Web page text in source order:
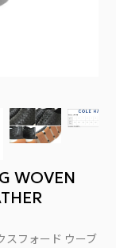
スフォード ウーブ
WOVEN